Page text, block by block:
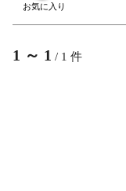
1 ～ 1 / 1 件